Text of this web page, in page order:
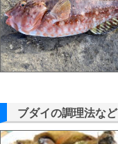
ブダイの調理法など